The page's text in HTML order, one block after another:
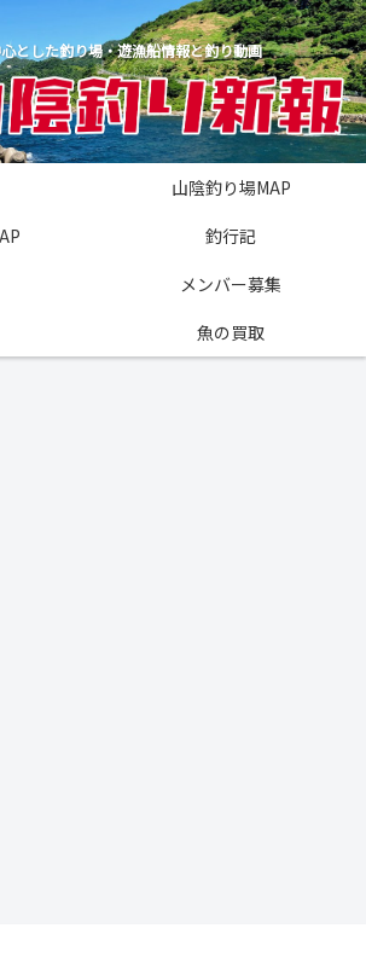
とした釣り場・遊漁船情報と釣り動画
山陰釣り場MAP
釣行記
メンバー募集
魚の買取